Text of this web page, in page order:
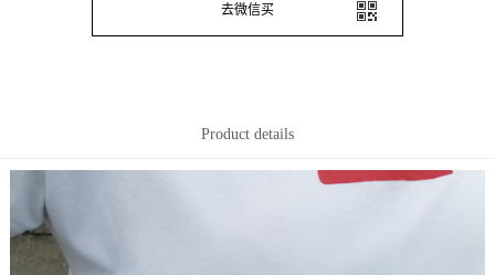
去微信买
Product details